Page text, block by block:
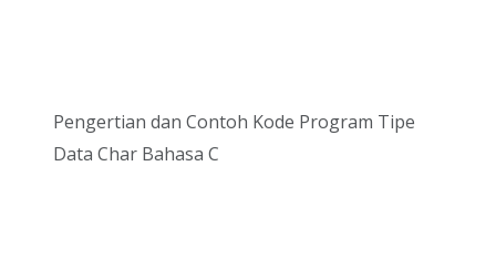
Pengertian dan Contoh Kode Program Tipe
Data Char Bahasa C